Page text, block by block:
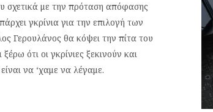
σχετικά με την πρόταση απόφασης
γκρίνια για την επιλογή των
Γερουλάνος θα κόψει την πίτα του
ότι οι γκρίνιες ξεκινούν και
να ‘χαμε να λέγαμε.